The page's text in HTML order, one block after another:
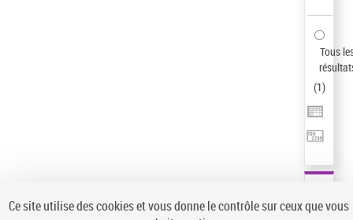
Tous
(1)
Ce site utilise des cookies et vous donne le contrôle sur ceux que vous